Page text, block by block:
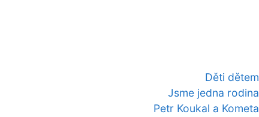
Děti dětem
Jsme jedna rodina
Petr Koukal a Kometa